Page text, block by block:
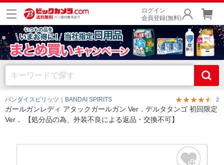
ログイン
会員登録(無料)
バンダイスピリッツ｜BANDAI SPIRITS 2
ガールガンレディ アタックガールガン Ver．デルタタンゴ 初回限定
Ver． 【処分品の為、外装不良による返品・交換不可】